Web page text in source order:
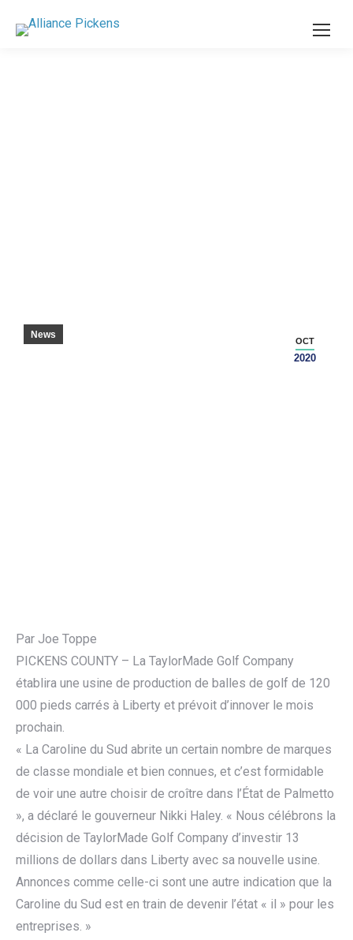
OCT
2020
News
Par Joe Toppe
PICKENS COUNTY – La TaylorMade Golf Company
établira une usine de production de balles de golf de 120
000 pieds carrés à Liberty et prévoit d’innover le mois
prochain.
« La Caroline du Sud abrite un certain nombre de marques
de classe mondiale et bien connues, et c’est formidable
de voir une autre choisir de croître dans l’État de Palmetto
», a déclaré le gouverneur Nikki Haley. « Nous célébrons la
décision de TaylorMade Golf Company d’investir 13
millions de dollars dans Liberty avec sa nouvelle usine.
Annonces comme celle-ci sont une autre indication que la
Caroline du Sud est en train de devenir l’état « il » pour les
entreprises. »